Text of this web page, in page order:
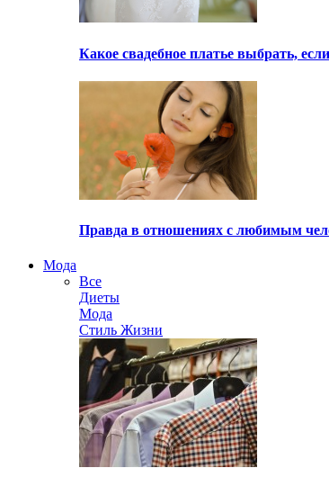
Какое свадебное платье выбрать,
Правда в отношениях с любимым
Мода
Все
Диеты
Мода
Стиль Жизни